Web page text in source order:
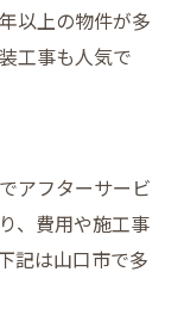
以上の物件が多
工事も人気で
アフターサービ
、費用や施工事
記は山口市で多